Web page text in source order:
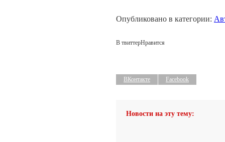
Опубликовано в категории:
В твиттерНравится
ВКонтакте Facebook
Новости на эту тему: